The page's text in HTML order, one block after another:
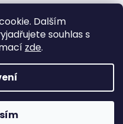
Dalším
souhlas s
zde.
povinen vystavit
zaevidovat přijatou
technického výpadku
48 hodin.